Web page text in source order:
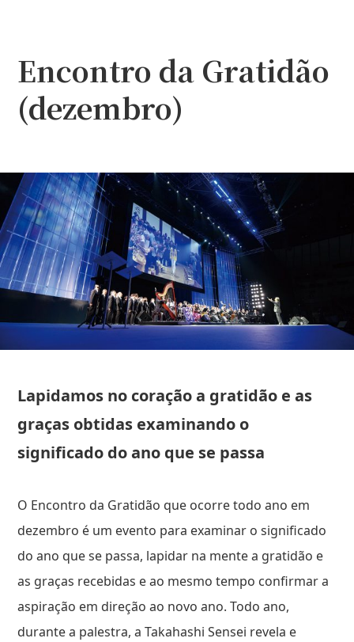
Encontro da Gratidão
(dezembro)
Lapidamos no coração a gratidão e as
graças obtidas examinando o
significado do ano que se passa
O Encontro da Gratidão que ocorre todo ano em
dezembro é um evento para examinar o significado
do ano que se passa, lapidar na mente a gratidão e
as graças recebidas e ao mesmo tempo confirmar a
aspiração em direção ao novo ano. Todo ano,
durante a palestra, a Takahashi Sensei revela e